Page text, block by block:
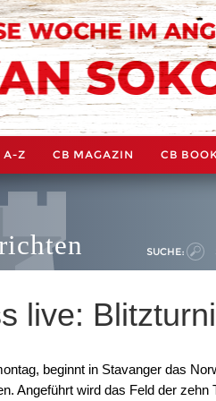
A-Z CB MAGAZIN CB
SUCHE:
live:
beginnt in Stavanger das
Angeführt wird das Feld der zehn